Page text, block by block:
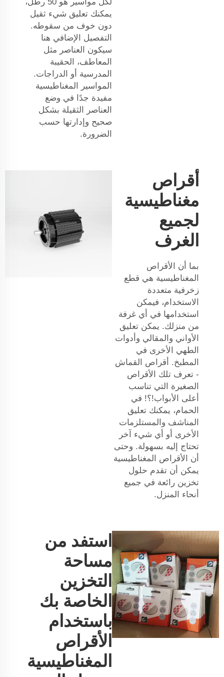
يمكنك تعليق شيء ثقيل
دون خوف من سقوطه.
التفصيل الإضافي هنا
سيكون العناصر مثل
المعاطف، الحقيبة
المدرسية أو الدراجات.
المواسير المغناطيسية
مفيدة جدًا في وضع
العناصر الثقيلة بشكل
صحيح وإدارتها حسب
الضرورة.
أقراص
مغناطيسية
لجميع
الغرف
بما أن الأقراص
المغناطيسية هي قطع
زخرفية متعددة
الاستخدام، فيمكن
استخدامها في أي غرفة
من منزلك. يمكن تعليق
الأواني والمقالي وأدوات
الطهي الأخرى في
المطبخ. أقراص القماش
- تعرف تلك الأقراص
الصغيرة التي تناسب
أعلى الأبواب!؟! في
الحمام، يمكنك تعليق
المناشف والمستلزمات
الأخرى أو أي شيء آخر
تحتاج إليه بسهولة. وحتى
أن الأقراص المغناطيسية
يمكن أن تقدم حلول
تخزين رائعة في جميع
أنحاء المنزل.
استفد من
مساحة
التخزين
الخاصة بك
باستخدام
الأقراص
المغناطيسية